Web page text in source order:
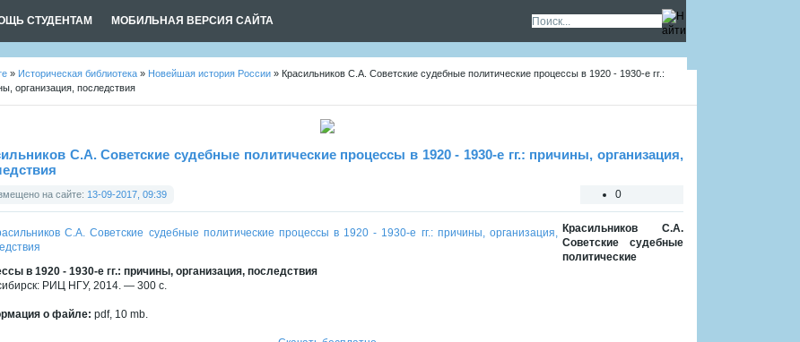
СТУДЕНТАМ МОБИЛЬНАЯ ВЕРСИЯ САЙТА
» Историческая библиотека » Новейшая история России » Красильников С.А. Советские судебные политические процессы в 1920 - 1930-е гг.:
организация, последствия
С.А. Советские судебные политические процессы в 1920 - 1930-е гг.: причины, организация,
на сайте: 13-09-2017, 09:39 0
Красильников С.А.
Советские судебные
политические
в 1920 - 1930-е гг.: причины, организация, последствия
РИЦ НГУ, 2014. — 300 с.
о файле: pdf, 10 mb.